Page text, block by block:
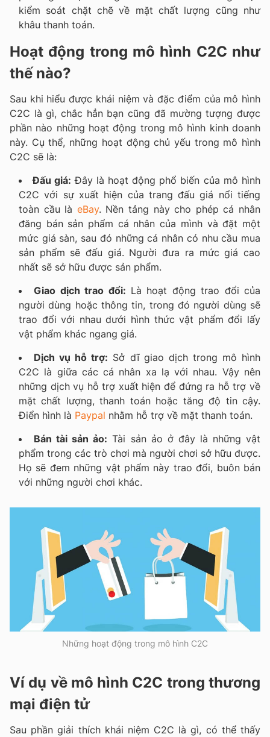
kiểm soát chặt chẽ về mặt chất lượng cũng như
khâu thanh toán.
Hoạt động trong mô hình C2C như
thế nào?
Sau khi hiểu được khái niệm và đặc điểm của mô hình
C2C là gì, chắc hẳn bạn cũng đã mường tượng được
phần nào những hoạt động trong mô hình kinh doanh
này. Cụ thể, những hoạt động chủ yếu trong mô hình
C2C sẽ là:
Đấu giá:Đây là hoạt động phổ biến của mô hình
C2C với sự xuất hiện của trang đấu giá nổi tiếng
toàn cầu là eBay. Nền tảng này cho phép cá nhân
đăng bán sản phẩm cá nhân của mình và đặt một
mức giá sàn, sau đó những cá nhân có nhu cầu mua
sản phẩm sẽ đấu giá. Người đưa ra mức giá cao
nhất sẽ sở hữu được sản phẩm.
Giao dịch trao đổi: Là hoạt động trao đổi của
người dùng hoặc thông tin, trong đó người dùng sẽ
trao đổi với nhau dưới hình thức vật phẩm đổi lấy
vật phẩm khác ngang giá.
Dịch vụ hỗ trợ: Sở dĩ giao dịch trong mô hình
C2C là giữa các cá nhân xa lạ với nhau. Vậy nên
những dịch vụ hỗ trợ xuất hiện để đứng ra hỗ trợ về
mặt chất lượng, thanh toán hoặc tăng độ tin cậy.
Điển hình là Paypal nhằm hỗ trợ về mặt thanh toán.
Bán tài sản ảo: Tài sản ảo ở đây là những vật
phẩm trong các trò chơi mà người chơi sở hữu được.
Họ sẽ đem những vật phẩm này trao đổi, buôn bán
với những người chơi khác.
Những hoạt động trong mô hình C2C
Ví dụ về mô hình C2C trong thương
mại điện tử
Sau phần giải thích khái niệm C2C là gì, có thể thấy